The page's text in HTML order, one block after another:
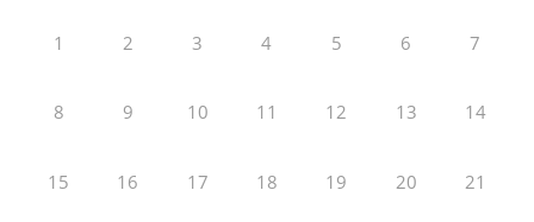
1 2 3 4 5 6 7
8 9 10 11 12 13 14
15 16 17 18 19 20 21